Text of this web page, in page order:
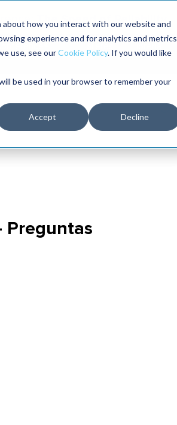
how you interact with our website and
experience and for analytics and metrics
use, see ourCookie Policy. If you would like
be used in your browser to remember your
Accept Decline
The Speed of Reliability
Preguntas